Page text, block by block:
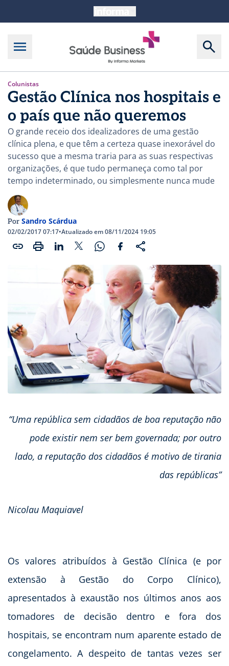
Colunistas
Gestão Clínica nos hospitais e
o país que não queremos
O grande receio dos idealizadores de uma gestão
clínica plena, e que têm a certeza quase inexorável do
sucesso que a mesma traria para as suas respectivas
organizações, é que tudo permaneça como tal por
tempo indeterminado, ou simplesmente nunca mude
Por Sandro Scárdua
02/02/2017 07:17•Atualizado em 08/11/2024 19:05
“Uma república sem cidadãos de boa reputação não
pode existir nem ser bem governada; por outro
lado, a reputação dos cidadãos é motivo de tirania
das repúblicas”
Nicolau Maquiavel
Os valores atribuídos à Gestão Clínica (e por
extensão à Gestão do Corpo Clínico),
apresentados à exaustão nos últimos anos aos
tomadores de decisão dentro e fora dos
hospitais, se encontram num aparente estado de
congelamento. A despeito de tantas vezes ser